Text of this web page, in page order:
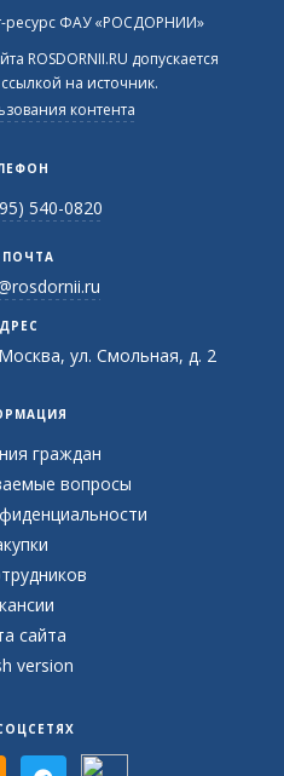
ресурс ФАУ «РОСДОРНИИ»
ROSDORNII.RU допускается
на источник.
контента
540-0820
ПОЧТА
ул. Смольная, д. 2
граждан
вопросы
сайта
version